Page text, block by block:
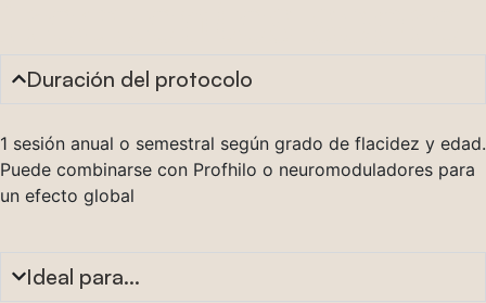
Duración del protocolo
1 sesión anual o semestral según grado de flacidez y edad.
Puede combinarse con Profhilo o neuromoduladores para
un efecto global
Ideal para...